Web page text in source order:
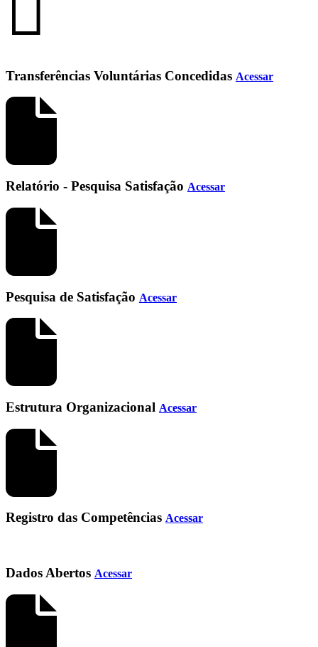
Transferências Voluntárias Concedidas Acessar
Relatório - Pesquisa Satisfação Acessar
Pesquisa de Satisfação Acessar
Estrutura Organizacional Acessar
Registro das Competências Acessar
Dados Abertos Acessar